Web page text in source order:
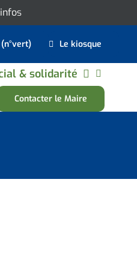
Le kiosque
& solidarité
Contacter le Maire